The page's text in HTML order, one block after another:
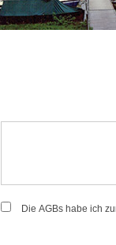
Die AGBs habe ich